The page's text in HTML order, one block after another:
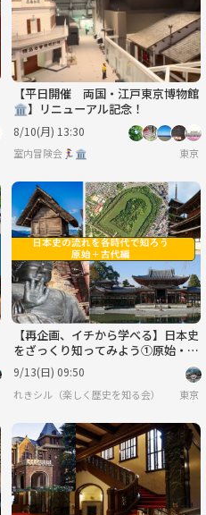
【平日開催 両国・江戸東京博物館
🏛️】リニューアル記念！
8/10(月) 13:30
室内冒険会🏃‍♀️🏛 東京
【再企画、イチから学べる】日本史
をざっくり知ってみよう①原始・古
代編（勉強会）
9/13(日) 09:50
れきシル（楽しく歴史を知る会） 東京